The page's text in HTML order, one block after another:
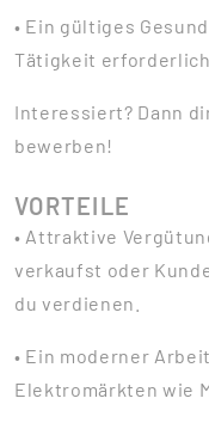
• Ein gültiges
Tätigkeit erforderlich.
Interessiert? Dann
bewerben!
VORTEILE
• Attraktive
verkaufst oder
du verdienen.
• Ein moderner
Elektromärkten wie